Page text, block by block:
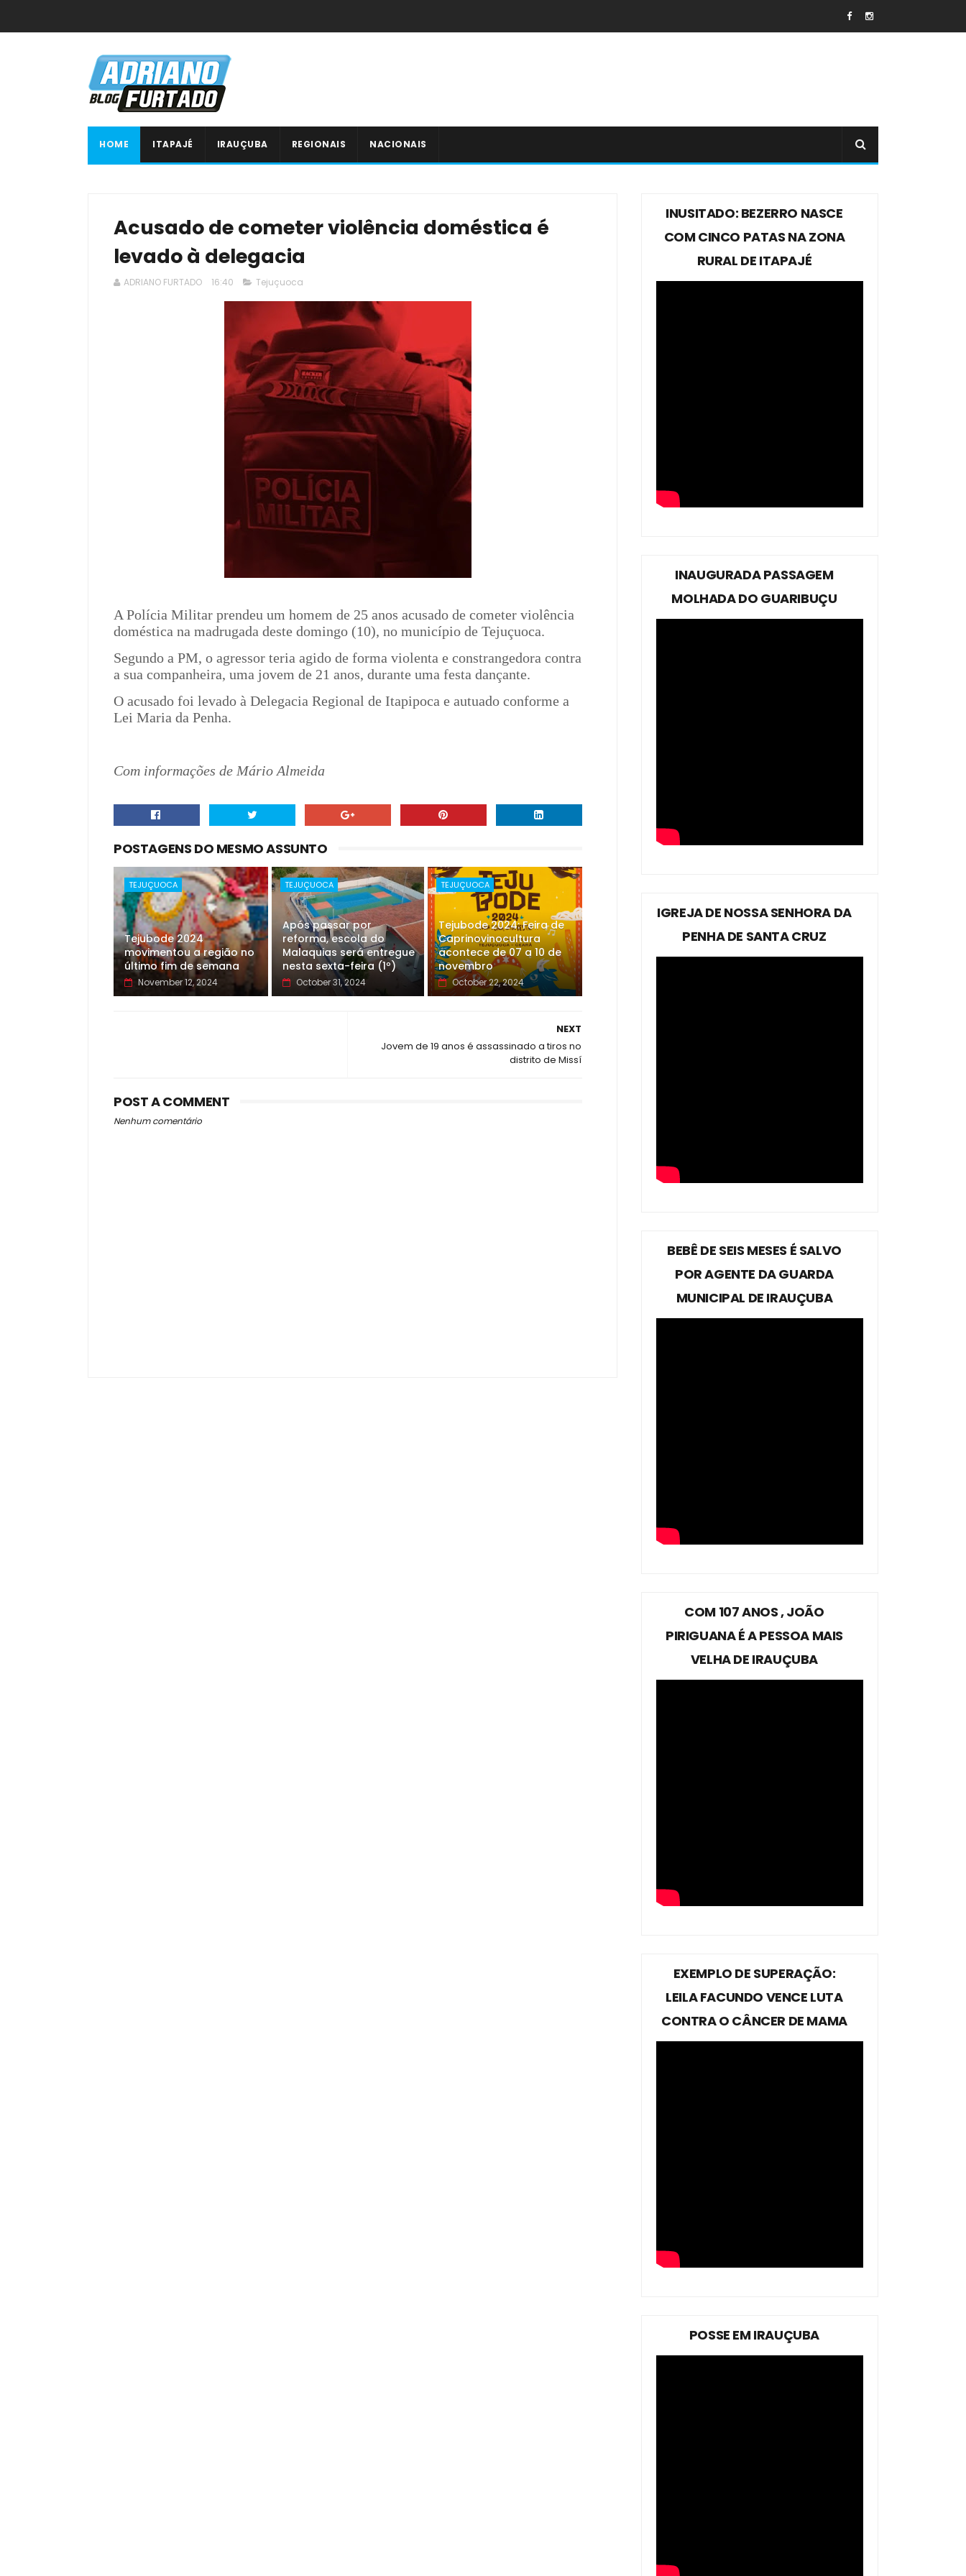
HOME ITAPAJÉ IRAUÇUBA REGIONAIS NACIONAIS
Acusado de cometer violência doméstica é
levado à delegacia
ADRIANO FURTADO 16:40 Tejuçuoca
A Polícia Militar prendeu um homem de 25 anos acusado de cometer violência
doméstica na madrugada deste domingo (10), no município de Tejuçuoca.
Segundo a PM, o agressor teria agido de forma violenta e constrangedora contra
a sua companheira, uma jovem de 21 anos, durante uma festa dançante.
O acusado foi levado à Delegacia Regional de Itapipoca e autuado conforme a
Lei Maria da Penha.
Com informações de Mário Almeida
POSTAGENS DO MESMO ASSUNTO
TEJUÇUOCA
Tejubode 2024
movimentou a região no
último fim de semana
November 12, 2024
TEJUÇUOCA
Após passar por
reforma, escola do
Malaquias será entregue
nesta sexta-feira (1º)
October 31, 2024
TEJUÇUOCA
Tejubode 2024: Feira de
Caprinovinocultura
acontece de 07 a 10 de
novembro
October 22, 2024
NEXT
Jovem de 19 anos é assassinado a tiros no
distrito de Missí
POST A COMMENT
Nenhum comentário
INUSITADO: BEZERRO NASCE
COM CINCO PATAS NA ZONA
RURAL DE ITAPAJÉ
INAUGURADA PASSAGEM
MOLHADA DO GUARIBUÇU
IGREJA DE NOSSA SENHORA DA
PENHA DE SANTA CRUZ
BEBÊ DE SEIS MESES É SALVO
POR AGENTE DA GUARDA
MUNICIPAL DE IRAUÇUBA
COM 107 ANOS , JOÃO
PIRIGUANA É A PESSOA MAIS
VELHA DE IRAUÇUBA
EXEMPLO DE SUPERAÇÃO:
LEILA FACUNDO VENCE LUTA
CONTRA O CÂNCER DE MAMA
POSSE EM IRAUÇUBA